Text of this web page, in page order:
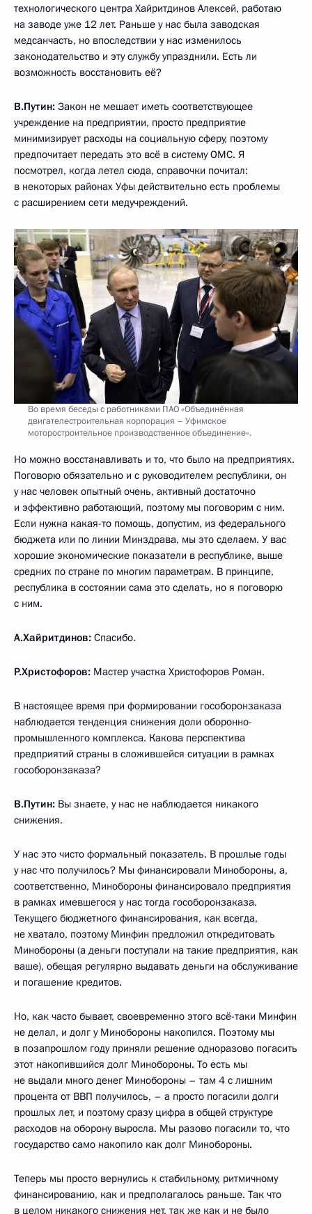
технологического центра Хайритдинов Алексей, работаю
на заводе уже 12 лет. Раньше у нас была заводская
медсанчасть, но впоследствии у нас изменилось
законодательство и эту службу упразднили. Есть ли
возможность восстановить её?
В.Путин: Закон не мешает иметь соответствующее
учреждение на предприятии, просто предприятие
минимизирует расходы на социальную сферу, поэтому
предпочитает передать это всё в систему ОМС. Я
посмотрел, когда летел сюда, справочки почитал:
в некоторых районах Уфы действительно есть проблемы
с расширением сети медучреждений.
Во время беседы с работниками ПАО «Объединённая
двигателестроительная корпорация – Уфимское
моторостроительное производственное объединение».
Но можно восстанавливать и то, что было на предприятиях.
Поговорю обязательно и с руководителем республики, он
у нас человек опытный очень, активный достаточно
и эффективно работающий, поэтому мы поговорим с ним.
Если нужна какая-то помощь, допустим, из федерального
бюджета или по линии Минздрава, мы это сделаем. У вас
хорошие экономические показатели в республике, выше
средних по стране по многим параметрам. В принципе,
республика в состоянии сама это сделать, но я поговорю
с ним.
А.Хайритдинов: Спасибо.
Р.Христофоров: Мастер участка Христофоров Роман.
В настоящее время при формировании гособоронзаказа
наблюдается тенденция снижения доли оборонно-
промышленного комплекса. Какова перспектива
предприятий страны в сложившейся ситуации в рамках
гособоронзаказа?
В.Путин: Вы знаете, у нас не наблюдается никакого
снижения.
У нас это чисто формальный показатель. В прошлые годы
у нас что получилось? Мы финансировали Минобороны, а,
соответственно, Минобороны финансировало предприятия
в рамках имевшегося у нас тогда гособоронзаказа.
Текущего бюджетного финансирования, как всегда,
не хватало, поэтому Минфин предложил откредитовать
Минобороны (а деньги поступали на такие предприятия, как
ваше), обещая регулярно выдавать деньги на обслуживание
и погашение кредитов.
Но, как часто бывает, своевременно этого всё-таки Минфин
не делал, и долг у Минобороны накопился. Поэтому мы
в позапрошлом году приняли решение одноразово погасить
этот накопившийся долг Минобороны. То есть мы
не выдали много денег Минобороны – там 4 с лишним
процента от ВВП получилось, – а просто погасили долги
прошлых лет, и поэтому сразу цифра в общей структуре
расходов на оборону выросла. Мы разово погасили то, что
государство само накопило как долг Минобороны.
Теперь мы просто вернулись к стабильному, ритмичному
финансированию, как и предполагалось раньше. Так что
в целом никакого снижения нет, так же как и не было